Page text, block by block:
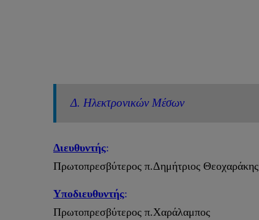
Δ. Ηλεκτρονικών Μέσων
Διευθυντής:
Πρωτοπρεσβύτερος π.Δημήτριος Θεοχαράκης
Υποδιευθυντής:
Πρωτοπρεσβύτερος π.Χαράλαμπος